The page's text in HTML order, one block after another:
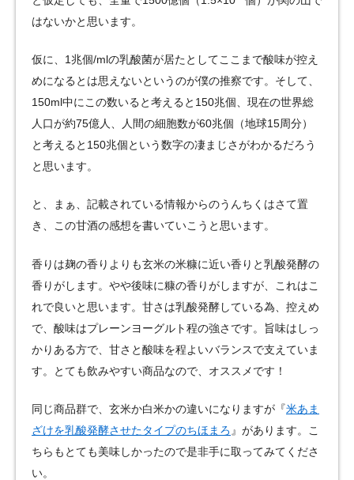
はないかと思います。
仮に、1兆個/mlの乳酸菌が居たとしてここまで酸味が控え
めになるとは思えないというのが僕の推察です。そして、
150ml中にこの数いると考えると150兆個、現在の世界総
人口が約75億人、人間の細胞数が60兆個（地球15周分）
と考えると150兆個という数字の凄まじさがわかるだろう
と思います。
と、まぁ、記載されている情報からのうんちくはさて置
き、この甘酒の感想を書いていこうと思います。
香りは麹の香りよりも玄米の米糠に近い香りと乳酸発酵の
香りがします。やや後味に糠の香りがしますが、これはこ
れで良いと思います。甘さは乳酸発酵している為、控えめ
で、酸味はプレーンヨーグルト程の強さです。旨味はしっ
かりある方で、甘さと酸味を程よいバランスで支えていま
す。とても飲みやすい商品なので、オススメです！
同じ商品群で、玄米か白米かの違いになりますが『米あま
ざけを乳酸発酵させたタイプのちほまろ 』があります。こ
ちらもとても美味しかったので是非手に取ってみてくださ
い。